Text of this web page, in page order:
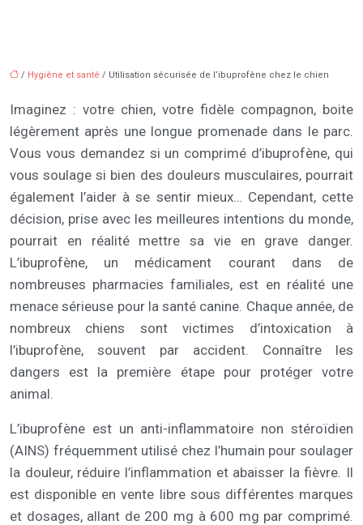
/ Hygiène et santé / Utilisation sécurisée de l’ibuprofène chez le chien
Imaginez : votre chien, votre fidèle compagnon, boite
légèrement après une longue promenade dans le parc.
Vous vous demandez si un comprimé d’ibuprofène, qui
vous soulage si bien des douleurs musculaires, pourrait
également l’aider à se sentir mieux… Cependant, cette
décision, prise avec les meilleures intentions du monde,
pourrait en réalité mettre sa vie en grave danger.
L’ibuprofène, un médicament courant dans de
nombreuses pharmacies familiales, est en réalité une
menace sérieuse pour la santé canine. Chaque année, de
nombreux chiens sont victimes d’intoxication à
l’ibuprofène, souvent par accident. Connaître les
dangers est la première étape pour protéger votre
animal.
L’ibuprofène est un anti-inflammatoire non stéroïdien
(AINS) fréquemment utilisé chez l’humain pour soulager
la douleur, réduire l’inflammation et abaisser la fièvre. Il
est disponible en vente libre sous différentes marques
et dosages, allant de 200 mg à 600 mg par comprimé.